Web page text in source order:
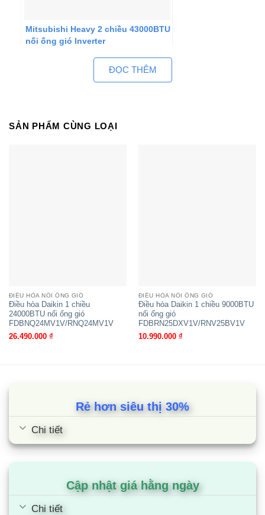
Mitsubishi Heavy 2 chiều 43000BTU
nối ống gió Inverter
Điều hòa Daikin 1 chiều 43000BTU
Inverter nối ống gió
ĐỌC THÊM
SẢN PHẨM CÙNG LOẠI
ĐIỀU HÒA NỐI ỐNG GIÓ
Điều hòa Daikin 1 chiều
24000BTU nối ống gió
FDBNQ24MV1V/RNQ24MV1V
26.490.000 ₫
ĐIỀU HÒA NỐI ỐNG GIÓ
Điều hòa Daikin 1 chiều 9000BTU
nối ống gió
FDBRN25DXV1V/RNV25BV1V
10.990.000 ₫
Rẻ hơn siêu thị 30%
Chi tiết
Cập nhật giá hằng ngày
Chi tiết